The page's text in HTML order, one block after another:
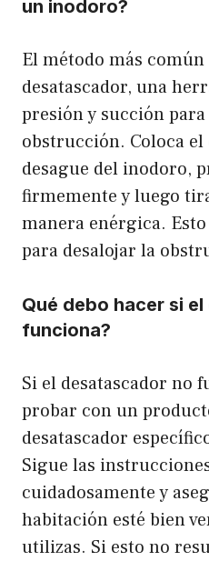
un inodoro?
El método más común
desatascador, una
presión y succión
obstrucción. Coloca el
desague del inodoro,
firmemente y luego
manera enérgica.
para desalojar la
Qué debo hacer si
funciona?
Si el desatascador no
probar con un
desatascador
Sigue las
cuidadosamente y
habitación esté bien
utilizas. Si esto no